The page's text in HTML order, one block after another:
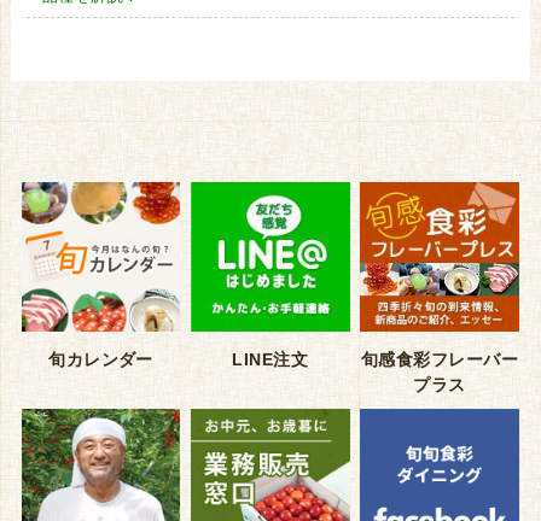
旬カレンダー LINE注文
旬感食彩フレーバー
プラス